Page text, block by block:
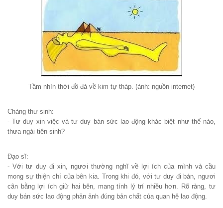
Tầm nhìn thời đồ đá về kim tự tháp. (ảnh: nguồn internet)
Chàng thư sinh:
- Tư duy xin việc và tư duy bán sức lao động khác biệt như thế nào,
thưa ngài tiên sinh?
Đạo sĩ:
- Với tư duy đi xin, ngươi thường nghĩ về lợi ích của mình và cầu
mong sự thiện chí của bên kia. Trong khi đó, với tư duy đi bán, ngươi
cân bằng lợi ích giữ hai bên, mang tính lý trí nhiều hơn. Rõ ràng, tư
duy bán sức lao động phản ảnh đúng bản chất của quan hệ lao động.